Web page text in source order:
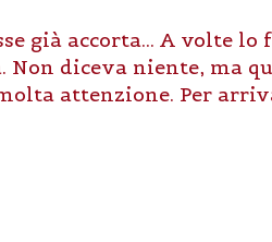
già accorta... A volte lo
Non diceva niente, ma
attenzione. Per